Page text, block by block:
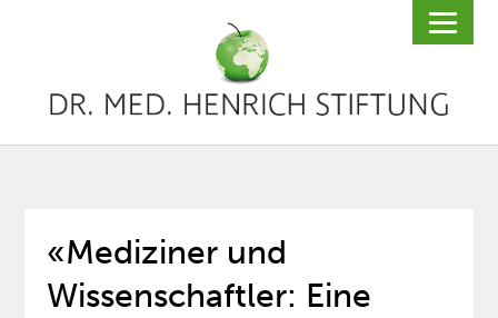
«Mediziner und
Wissenschaftler: Eine